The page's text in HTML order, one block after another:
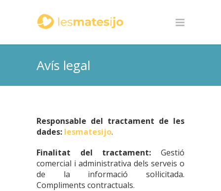
Avís legal
Responsable del tractament de les
dades: lesmatesijo.
Finalitat del tractament: Gestió
comercial i administrativa dels serveis o
de la informació sol·licitada.
Compliments contractuals.